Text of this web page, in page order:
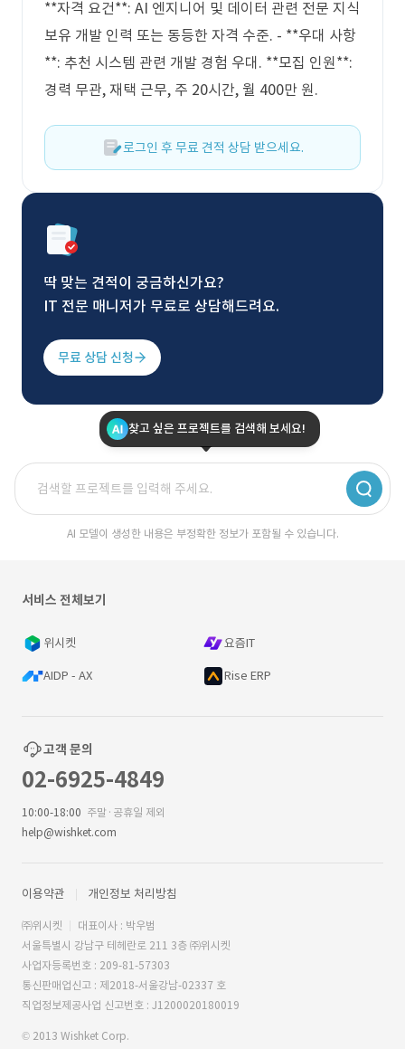
**자격 요건**: AI 엔지니어 및 데이터 관련 전문 지식
보유 개발 인력 또는 동등한 자격 수준. - **우대 사항
**: 추천 시스템 관련 개발 경험 우대. **모집 인원**:
경력 무관, 재택 근무, 주 20시간, 월 400만 원.
로그인 후 무료 견적 상담 받으세요.
딱 맞는 견적이 궁금하신가요?
IT 전문 매니저가 무료로 상담해드려요.
무료 상담 신청
찾고 싶은 프로젝트를 검색해 보세요!
AI 모델이 생성한 내용은 부정확한 정보가 포함될 수 있습니다.
서비스 전체보기
위시켓 요즘IT
AIDP - AX Rise ERP
고객 문의
02-6925-4849
10:00-18:00 주말·공휴일 제외
help@wishket.com
이용약관 개인정보 처리방침
㈜위시켓
대표이사 : 박우범
서울특별시 강남구 테헤란로 211 3층 ㈜위시켓
사업자등록번호 : 209-81-57303
통신판매업신고 : 제2018-서울강남-02337 호
직업정보제공사업 신고번호 : J1200020180019
© 2013 Wishket Corp.